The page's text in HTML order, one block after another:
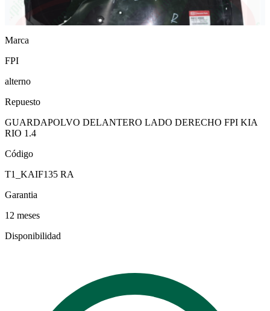
Marca
FPI
alterno
Repuesto
GUARDAPOLVO DELANTERO LADO DERECHO FPI KIA
RIO 1.4
Código
T1_KAIF135 RA
Garantia
12 meses
Disponibilidad